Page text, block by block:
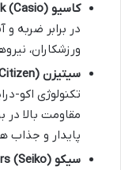
کاسیو (Casio) G-Shock:
ورزشکاران،
سیتیزن (Citizen) Eco-Drive Divers:
تکنولوژی اکو-
پایدار و جذاب
سیکو (Seiko) Divers: